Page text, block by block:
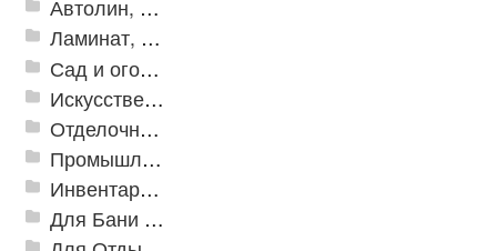
Автолин, Транслин, Линолеум
Ламинат, Кварцвиниловая плитка SPC
Сад и огород
Искусственная трава
Отделочные профили
Промышленный текстиль
Инвентарь для клининга
Для Бани и Сауны